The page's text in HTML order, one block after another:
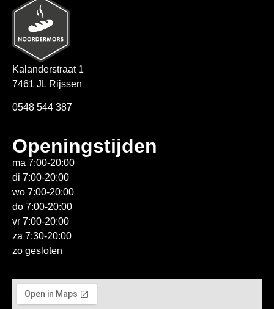
Kalanderstraat 1
7461 JL Rijssen
0548 544 387
Openingstijden
ma 7:00-20:00
di 7:00-20:00
wo 7:00-20:00
do 7:00-20:00
vr 7:00-20:00
za 7:30-20:00
zo gesloten